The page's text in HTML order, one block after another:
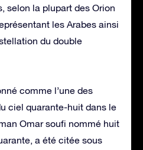
selon la plupart des Orion
les Arabes ainsi
du double
comme l’une des
ciel quarante-huit dans le
Omar soufi nommé huit
a été citée sous